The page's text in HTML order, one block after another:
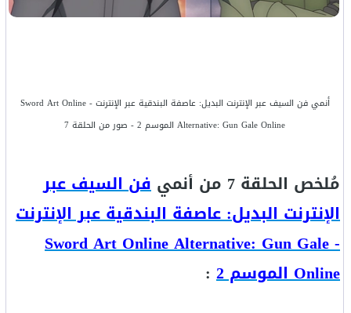
أنمي فن السيف عبر الإنترنت البديل: عاصفة البندقية عبر الإنترنت - Sword Art Online
Alternative: Gun Gale Online الموسم 2 - صور من الحلقة 7
مُلخص الحلقة 7 من أنمي
فن السيف عبر
الإنترنت البديل: عاصفة البندقية عبر الإنترنت
- Sword Art Online Alternative: Gun Gale
Online الموسم 2
: